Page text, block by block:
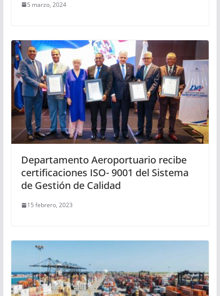
5 marzo, 2024
Departamento Aeroportuario recibe
certificaciones ISO- 9001 del Sistema
de Gestión de Calidad
15 febrero, 2023